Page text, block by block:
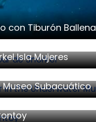
con Tiburón Ballena
Isla Mujeres
Museo Subacuático